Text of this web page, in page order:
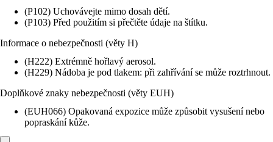
(P102) Uchovávejte mimo dosah dětí.
(P103) Před použitím si přečtěte údaje na štítku.
Informace o nebezpečnosti (věty H)
(H222) Extrémně hořlavý aerosol.
(H229) Nádoba je pod tlakem: při zahřívání se může roztrhnout.
Doplňkové znaky nebezpečnosti (věty EUH)
(EUH066) Opakovaná expozice může způsobit vysušení nebo
popraskání kůže.